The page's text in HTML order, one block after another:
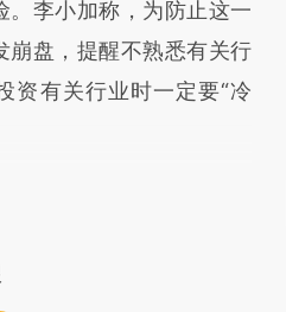
。李小加称，为防止这一
崩盘，提醒不熟悉有关行
资有关行业时一定要“冷